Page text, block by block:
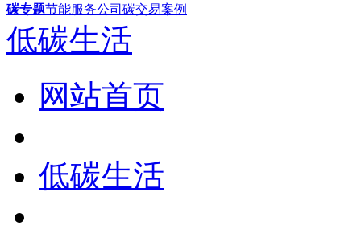
碳专题节能服务公司 碳交易案例
低碳生活
网站首页
低碳生活